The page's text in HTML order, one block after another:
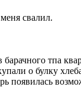
свалил.
тпа
о булку
появилась